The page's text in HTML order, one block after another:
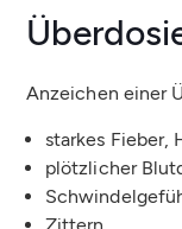
Anzeichen einer
starkes Fieber,
plötzlicher
Zittern